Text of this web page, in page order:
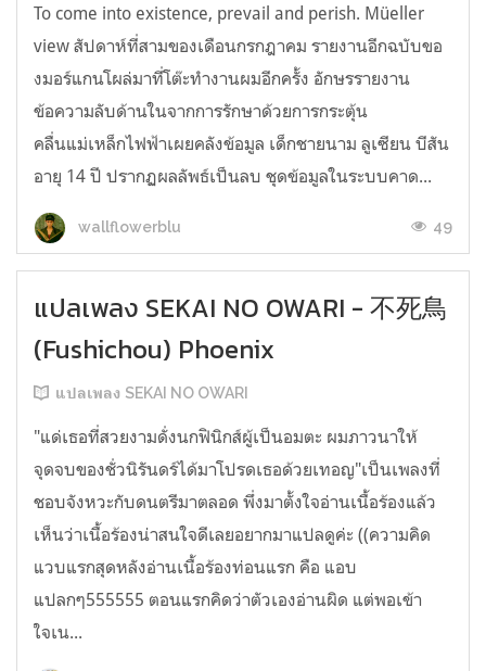
To come into existence, prevail and perish. Müeller
view สัปดาห์ที่สามของเดือนกรกฎาคม รายงานอีกฉบับขอ
งมอร์แกนโผล่มาที่โต๊ะทำงานผมอีกครั้ง อักษรรายงาน
ข้อความลับด้านในจากการรักษาด้วยการกระตุ้น
คลื่นแม่เหล็กไฟฟ้าเผยคลังข้อมูล เด็กชายนาม ลูเซียน บีสัน
อายุ 14 ปี ปรากฏผลลัพธ์เป็นลบ ชุดข้อมูลในระบบคาด...
wallflowerblu 49
แปลเพลง SEKAI NO OWARI - 不死鳥
(Fushichou) Phoenix
แปลเพลง SEKAI NO OWARI
"แด่เธอที่สวยงามดั่งนกฟินิกส์ผู้เป็นอมตะ ผมภาวนาให้
จุดจบของชั่วนิรันดร์ได้มาโปรดเธอด้วยเทอญ"เป็นเพลงที่
ชอบจังหวะกับดนตรีมาตลอด พึ่งมาตั้งใจอ่านเนื้อร้องแล้ว
เห็นว่าเนื้อร้องน่าสนใจดีเลยอยากมาแปลดูค่ะ ((ความคิด
แวบแรกสุดหลังอ่านเนื้อร้องท่อนแรก คือ แอบ
แปลกๆ555555 ตอนแรกคิดว่าตัวเองอ่านผิด แต่พอเข้า
ใจเน...